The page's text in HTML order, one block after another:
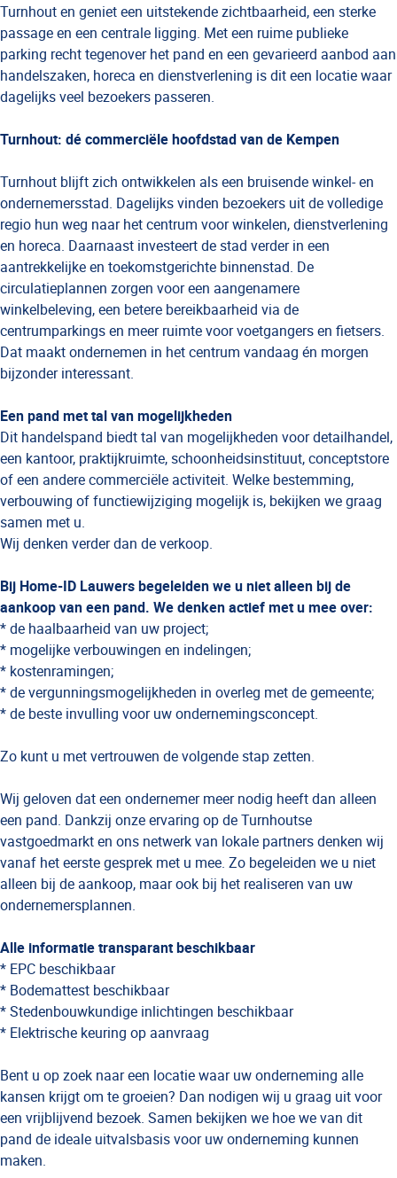
Turnhout en geniet een uitstekende zichtbaarheid, een sterke
passage en een centrale ligging. Met een ruime publieke
parking recht tegenover het pand en een gevarieerd aanbod aan
handelszaken, horeca en dienstverlening is dit een locatie waar
dagelijks veel bezoekers passeren.
Turnhout: dé commerciële hoofdstad van de Kempen
Turnhout blijft zich ontwikkelen als een bruisende winkel- en
ondernemersstad. Dagelijks vinden bezoekers uit de volledige
regio hun weg naar het centrum voor winkelen, dienstverlening
en horeca. Daarnaast investeert de stad verder in een
aantrekkelijke en toekomstgerichte binnenstad. De
circulatieplannen zorgen voor een aangenamere
winkelbeleving, een betere bereikbaarheid via de
centrumparkings en meer ruimte voor voetgangers en fietsers.
Dat maakt ondernemen in het centrum vandaag én morgen
bijzonder interessant.
Een pand met tal van mogelijkheden
Dit handelspand biedt tal van mogelijkheden voor detailhandel,
een kantoor, praktijkruimte, schoonheidsinstituut, conceptstore
of een andere commerciële activiteit. Welke bestemming,
verbouwing of functiewijziging mogelijk is, bekijken we graag
samen met u.
Wij denken verder dan de verkoop.
Bij Home-ID Lauwers begeleiden we u niet alleen bij de
aankoop van een pand. We denken actief met u mee over:
* de haalbaarheid van uw project;
* mogelijke verbouwingen en indelingen;
* kostenramingen;
* de vergunningsmogelijkheden in overleg met de gemeente;
* de beste invulling voor uw ondernemingsconcept.
Zo kunt u met vertrouwen de volgende stap zetten.
Wij geloven dat een ondernemer meer nodig heeft dan alleen
een pand. Dankzij onze ervaring op de Turnhoutse
vastgoedmarkt en ons netwerk van lokale partners denken wij
vanaf het eerste gesprek met u mee. Zo begeleiden we u niet
alleen bij de aankoop, maar ook bij het realiseren van uw
ondernemersplannen.
Alle informatie transparant beschikbaar
* EPC beschikbaar
* Bodemattest beschikbaar
* Stedenbouwkundige inlichtingen beschikbaar
* Elektrische keuring op aanvraag
Bent u op zoek naar een locatie waar uw onderneming alle
kansen krijgt om te groeien? Dan nodigen wij u graag uit voor
een vrijblijvend bezoek. Samen bekijken we hoe we van dit
pand de ideale uitvalsbasis voor uw onderneming kunnen
maken.